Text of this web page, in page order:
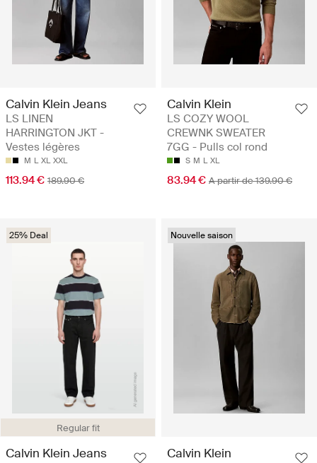
Calvin Klein Jeans
LS LINEN
HARRINGTON JKT -
Vestes légères
M L XL XXL
113.94 € 189.90 €
Calvin Klein
LS COZY WOOL
CREWNK SWEATER
7GG - Pulls col rond
S M L XL
83.94 € A partir de 139.90 €
Regular fit
25% Deal
Calvin Klein Jeans
Nouvelle saison
Calvin Klein